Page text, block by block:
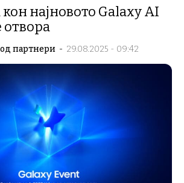
најновото Galaxy AI
отвора
партнери - 29.08.2025 - 09:42